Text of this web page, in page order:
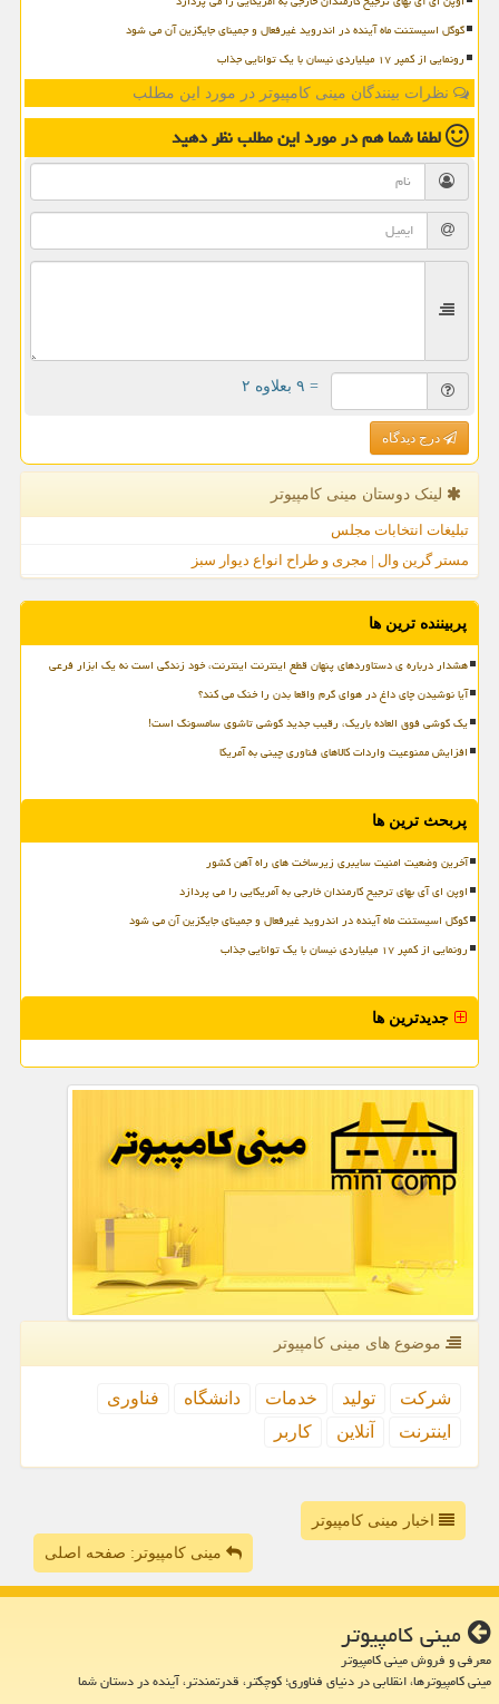
گوگل اسیستنت ماه آینده در اندروید غیرفعال و جمینای جایگزین آن می شود
رونمایی از کمپر ۱۷ میلیاردی نیسان با یک توانایی جذاب
نظرات بینندگان مینی کامپیوتر در مورد این مطلب
لطفا شما همدر مورد این مطلبنظر دهید
= ۹ بعلاوه ۲
درج دیدگاه
لینک دوستان مینی كامپیوتر
تبلیغات انتخابات مجلس
مستر گرین وال | مجری و طراح انواع دیوار سبز
پربیننده ترین ها
هشدار درباره ی دستاوردهای پنهان قطع اینترنت اینترنت، خود زندگی است نه یک ابزار فرعی
آیا نوشیدن چای داغ در هوای گرم واقعا بدن را خنک می کند؟
یک گوشی فوق العاده باریک، رقیب جدید گوشی تاشوی سامسونگ است!
افزایش ممنوعیت واردات کالاهای فناوری چینی به آمریکا
پربحث ترین ها
آخرین وضعیت امنیت سایبری زیرساخت های راه آهن کشور
اوپن ای آی بهای ترجیح کارمندان خارجی به آمریکایی را می پردازد
گوگل اسیستنت ماه آینده در اندروید غیرفعال و جمینای جایگزین آن می شود
رونمایی از کمپر ۱۷ میلیاردی نیسان با یک توانایی جذاب
جدیدترین ها
موضوع های مینی كامپیوتر
شركت تولید خدمات دانشگاه
فناوری
اینترنت
آنلاین كاربر
اخبار مینی کامپیوتر
مینی کامپیوتر: صفحه اصلی
مینی كامپیوتر
معرفی و فروش مینی کامپیوتر
مینی کامپیوترها، انقلابی در دنیای فناوری؛ کوچکتر، قدرتمندتر، آینده در دستان شما